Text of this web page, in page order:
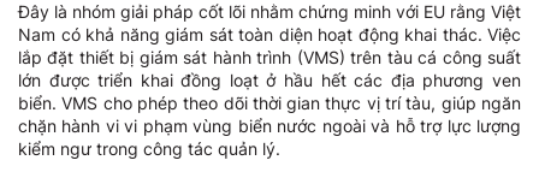
Đây là nhóm giải pháp cốt lõi nhằm chứng minh với EU rằng Việt
Nam có khả năng giám sát toàn diện hoạt động khai thác. Việc
lắp đặt thiết bị giám sát hành trình (VMS) trên tàu cá công suất
lớn được triển khai đồng loạt ở hầu hết các địa phương ven
biển. VMS cho phép theo dõi thời gian thực vị trí tàu, giúp ngăn
chặn hành vi vi phạm vùng biển nước ngoài và hỗ trợ lực lượng
kiểm ngư trong công tác quản lý.